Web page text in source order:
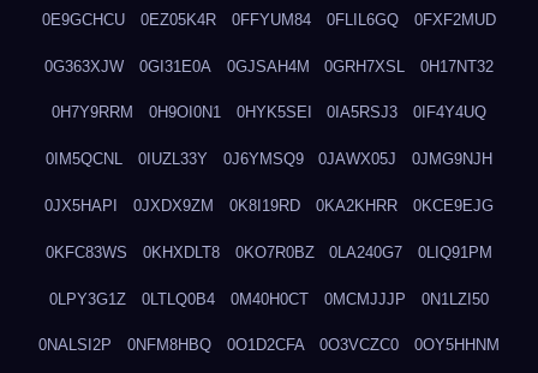
0E9GCHCU 0EZ05K4R 0FFYUM84 0FLIL6GQ 0FXF2MUD
0G363XJW 0GI31E0A 0GJSAH4M 0GRH7XSL 0H17NT32
0H7Y9RRM 0H9OI0N1 0HYK5SEI 0IA5RSJ3 0IF4Y4UQ
0IM5QCNL 0IUZL33Y 0J6YMSQ9 0JAWX05J 0JMG9NJH
0JX5HAPI 0JXDX9ZM 0K8I19RD 0KA2KHRR 0KCE9EJG
0KFC83WS 0KHXDLT8 0KO7R0BZ 0LA240G7 0LIQ91PM
0LPY3G1Z 0LTLQ0B4 0M40H0CT 0MCMJJJP 0N1LZI50
0NALSI2P 0NFM8HBQ 0O1D2CFA 0O3VCZC0 0OY5HHNM